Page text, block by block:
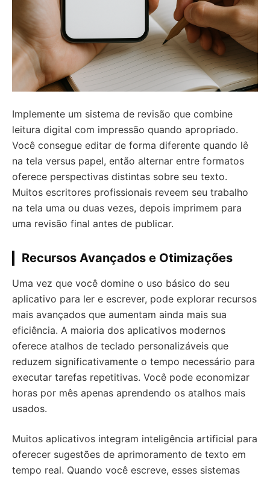
Implemente um sistema de revisão que combine
leitura digital com impressão quando apropriado.
Você consegue editar de forma diferente quando lê
na tela versus papel, então alternar entre formatos
oferece perspectivas distintas sobre seu texto.
Muitos escritores profissionais reveem seu trabalho
na tela uma ou duas vezes, depois imprimem para
uma revisão final antes de publicar.
Recursos Avançados e Otimizações
Uma vez que você domine o uso básico do seu
aplicativo para ler e escrever, pode explorar recursos
mais avançados que aumentam ainda mais sua
eficiência. A maioria dos aplicativos modernos
oferece atalhos de teclado personalizáveis que
reduzem significativamente o tempo necessário para
executar tarefas repetitivas. Você pode economizar
horas por mês apenas aprendendo os atalhos mais
usados.
Muitos aplicativos integram inteligência artificial para
oferecer sugestões de aprimoramento de texto em
tempo real. Quando você escreve, esses sistemas